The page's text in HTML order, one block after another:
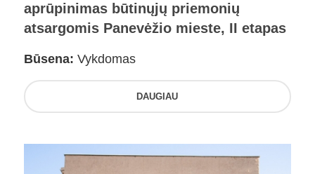
aprūpinimas būtinųjų priemonių
atsargomis Panevėžio mieste, II etapas
Būsena: Vykdomas
DAUGIAU